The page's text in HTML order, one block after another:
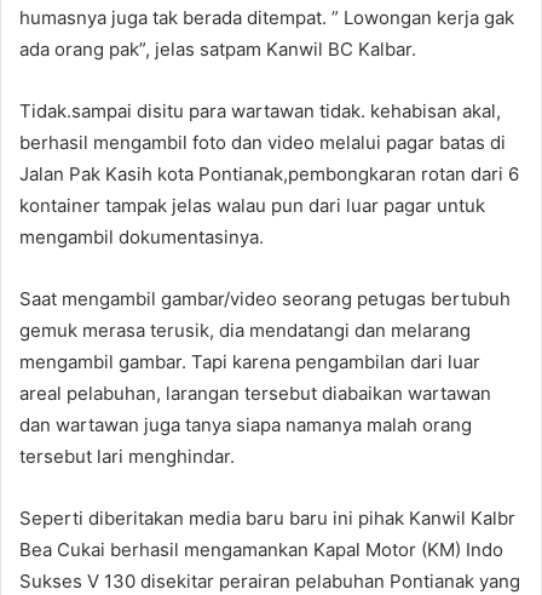
humasnya juga tak berada ditempat. ” Lowongan kerja gak
ada orang pak”, jelas satpam Kanwil BC Kalbar.
Tidak.sampai disitu para wartawan tidak. kehabisan akal,
berhasil mengambil foto dan video melalui pagar batas di
Jalan Pak Kasih kota Pontianak,pembongkaran rotan dari 6
kontainer tampak jelas walau pun dari luar pagar untuk
mengambil dokumentasinya.
Saat mengambil gambar/video seorang petugas bertubuh
gemuk merasa terusik, dia mendatangi dan melarang
mengambil gambar. Tapi karena pengambilan dari luar
areal pelabuhan, larangan tersebut diabaikan wartawan
dan wartawan juga tanya siapa namanya malah orang
tersebut lari menghindar.
Seperti diberitakan media baru baru ini pihak Kanwil Kalbr
Bea Cukai berhasil mengamankan Kapal Motor (KM) Indo
Sukses V 130 disekitar perairan pelabuhan Pontianak yang